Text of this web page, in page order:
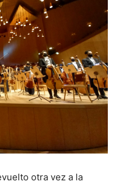
otra vez a la